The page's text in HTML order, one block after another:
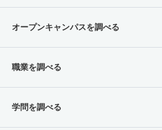
オープンキャンパスを調べる
職業を調べる
学問を調べる